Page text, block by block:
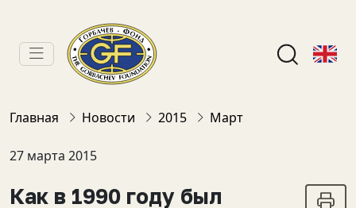
Главная Новости 2015 Март
27 марта 2015
Как в 1990 году был